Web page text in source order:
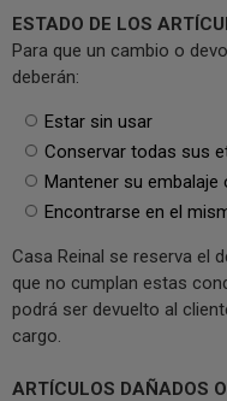
ESTADO DE LOS
Para que un cambio o
deberán:
Estar sin usar
Conservar todas sus
Mantener su embalaje
Encontrarse en el
Casa Reinal se reserva el
que no cumplan estas
podrá ser devuelto al
cargo.
ARTÍCULOS DAÑADOS